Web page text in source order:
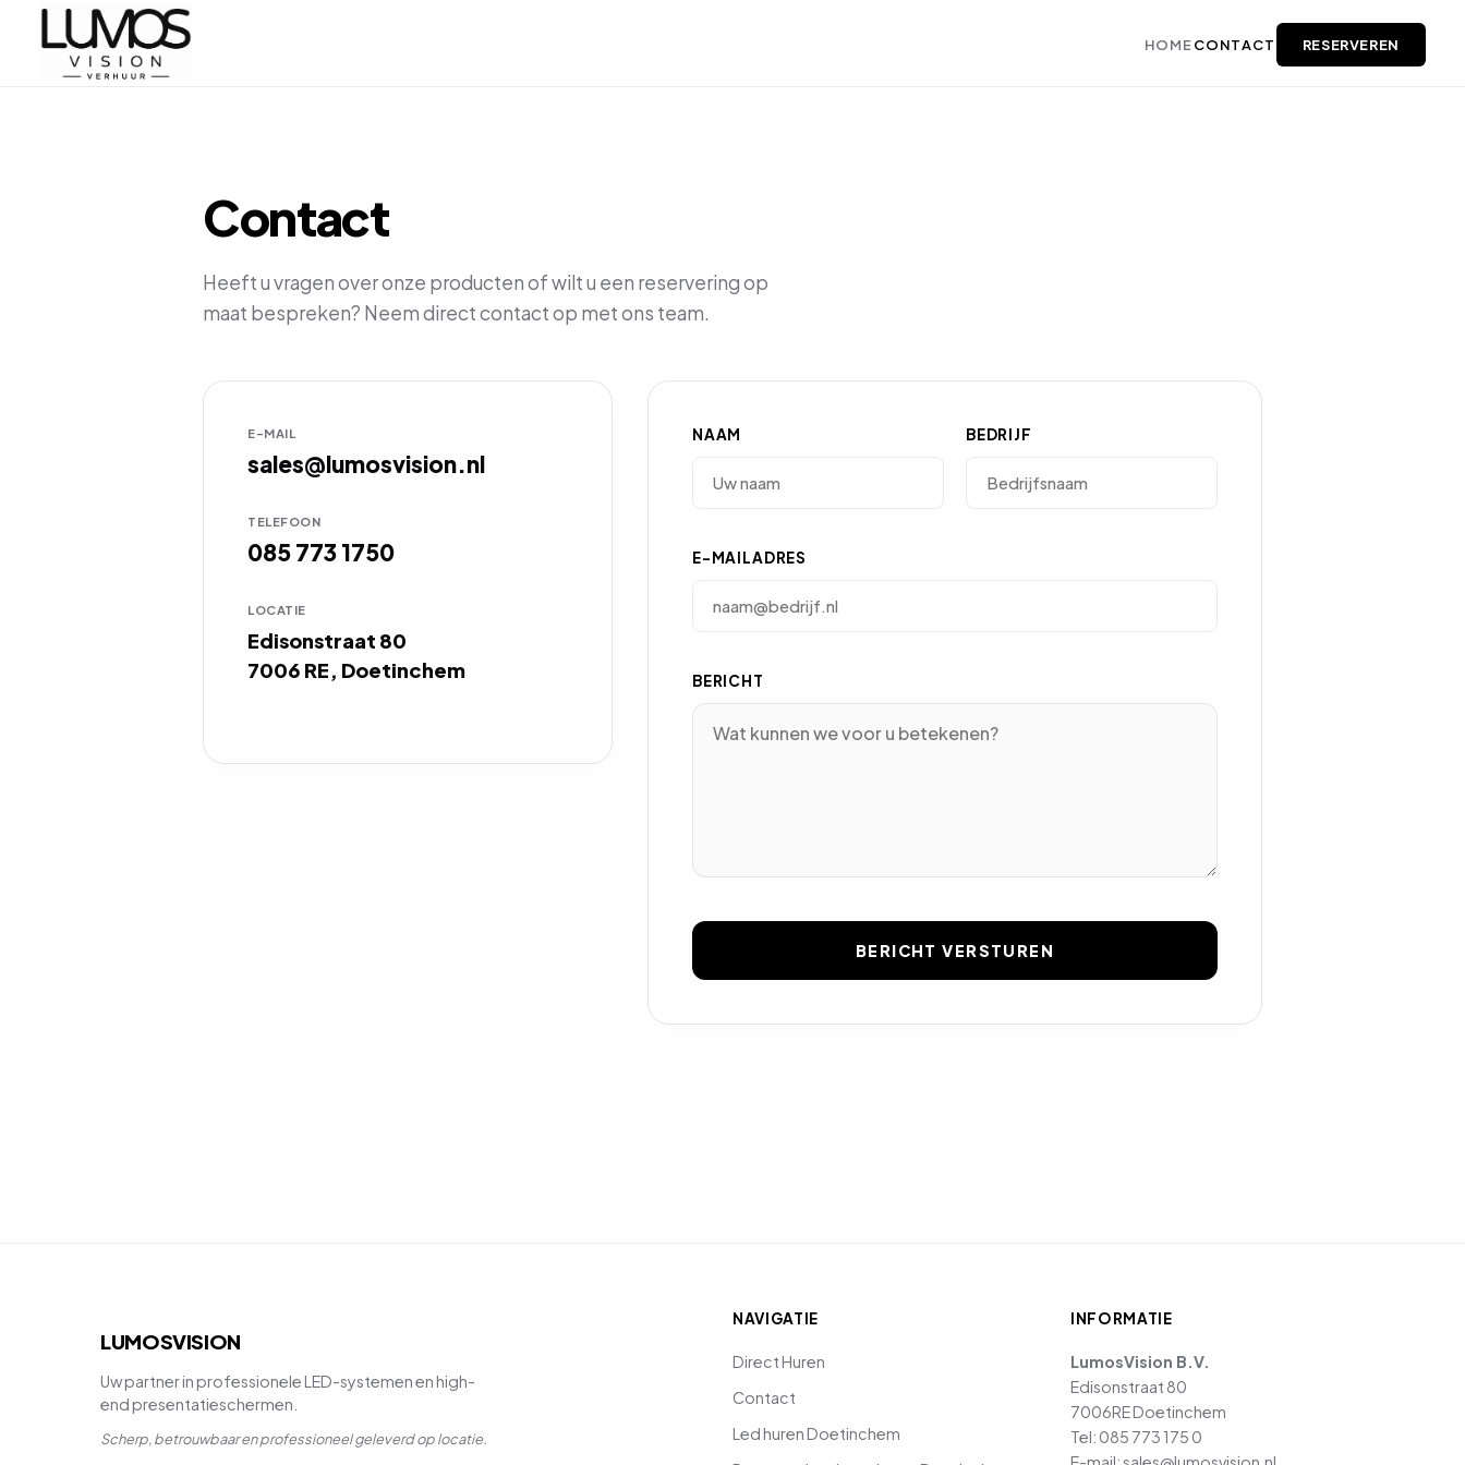
HOMECONTACT RESERVEREN
Contact
Heeft u vragen over onze producten of wilt u een reservering op
maat bespreken? Neem direct contact op met ons team.
E-MAIL
sales@lumosvision.nl
TELEFOON
085 773 1750
LOCATIE
Edisonstraat 80
7006 RE, Doetinchem
NAAM BEDRIJF
E-MAILADRES
BERICHT
BERICHT VERSTUREN
LUMOSVISION
Uw partner in professionele LED-systemen en high-
end presentatieschermen.
Scherp, betrouwbaar en professioneel geleverd op locatie.
NAVIGATIE
Direct Huren
Contact
Led huren Doetinchem
INFORMATIE
LumosVision B.V.
Edisonstraat 80
7006RE Doetinchem
Tel: 085 773 175 0